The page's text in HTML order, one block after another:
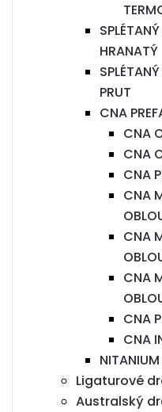
HRANATÝ
PRUT
CNA
CNA
CNA
CNA
CNA
CNA
CNA
CNA
CNA
Ligaturové
Australský